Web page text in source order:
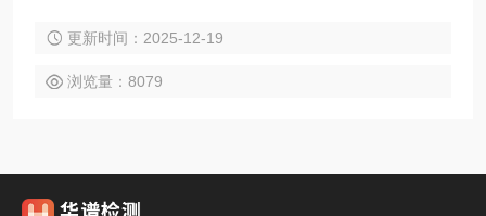
门的HMI（人机界面）和灭菌介质给予系统。广泛用于制药、
更新时间：2025-12-19
浏览量：8079